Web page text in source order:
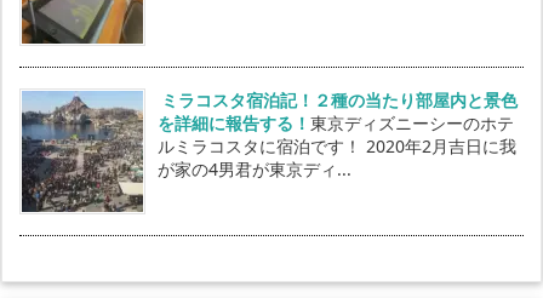
ミラコスタ宿泊記！２種の当たり部屋内と景色
を詳細に報告する！ 東京ディズニーシーのホテ
ルミラコスタに宿泊です！ 2020年2月吉日に我
が家の4男君が東京ディ...